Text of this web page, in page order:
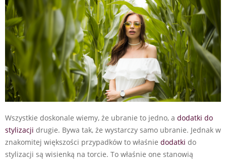
Wszystkie doskonale wiemy, że ubranie to jedno, a dodatki do
stylizacji drugie. Bywa tak, że wystarczy samo ubranie. Jednak w
znakomitej większości przypadków to właśnie dodatki do
stylizacji są wisienką na torcie. To właśnie one stanowią